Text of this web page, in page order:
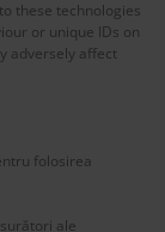
these technologies
or unique IDs on
adversely affect
folosirea
ale